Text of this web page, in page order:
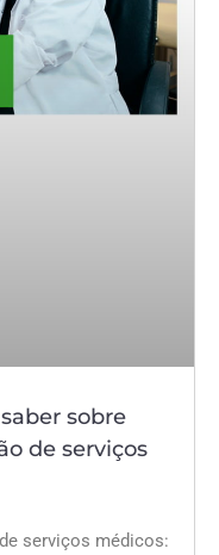
sobre
de serviços
serviços médicos: